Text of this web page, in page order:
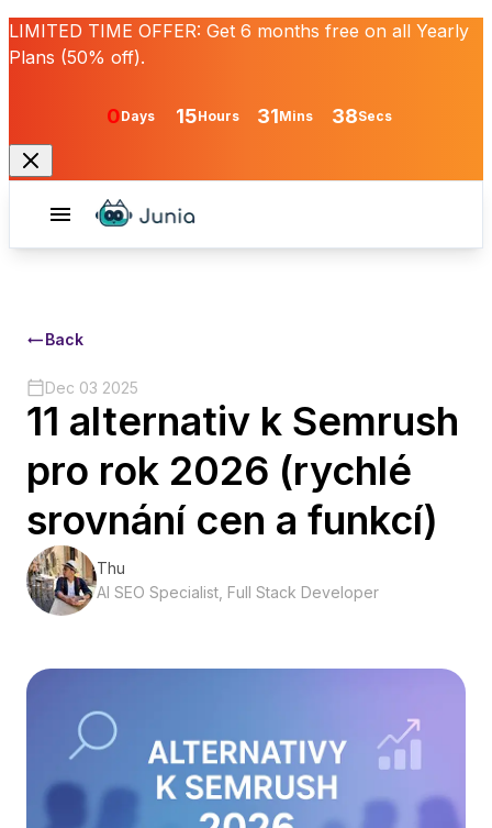
LIMITED TIME OFFER: Get 6 months free on all Yearly
Plans (50% off).
0Days 15Hours 31Mins 38Secs
Back
Dec 03 2025
11 alternativ k Semrush
pro rok 2026 (rychlé
srovnání cen a funkcí)
Thu
AI SEO Specialist, Full Stack Developer